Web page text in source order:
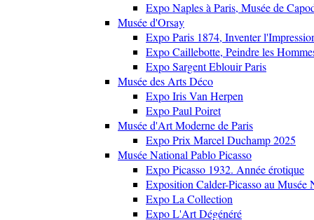
Expo Naples à Paris, Musée de
Musée d'Orsay
Expo Paris 1874, Inventer
Expo Caillebotte, Peindre les
Expo Sargent Eblouir Paris
Musée des Arts Déco
Expo Iris Van Herpen
Expo Paul Poiret
Musée d'Art Moderne de Paris
Expo Prix Marcel Duchamp 2025
Musée National Pablo Picasso
Expo Picasso 1932. Année érotique
Exposition Calder-Picasso au Musée
Expo La Collection
Expo L'Art Dégénéré